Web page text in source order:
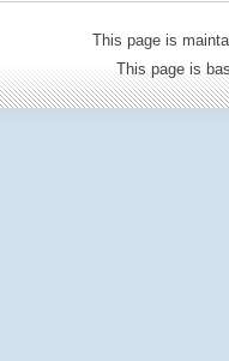
This page is
This page is